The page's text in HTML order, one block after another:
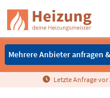
Mehrere Anbieter anfragen
Mehrere Anbieter anfragen
Letzte Anfrage vor